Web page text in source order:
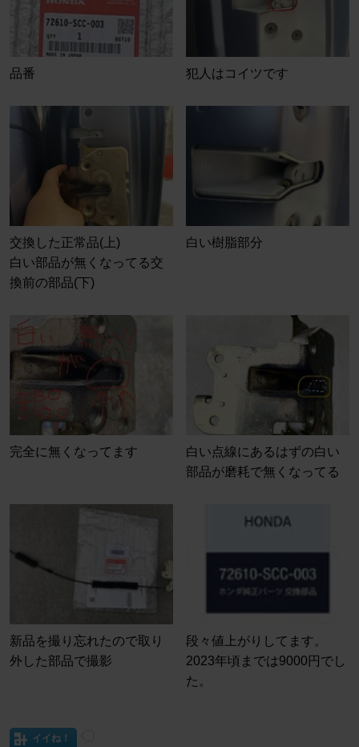
品番 犯人はコイツです
交換した正常品(上)
白い部品が無くなってる交
換前の部品(下)
白い樹脂部分
完全に無くなってます
白い点線にあるはずの白い
部品が磨耗で無くなってる
新品を撮り忘れたので取り
外した部品で撮影
段々値上がりしてます。
2023年頃までは9000円でし
た。
イイね！